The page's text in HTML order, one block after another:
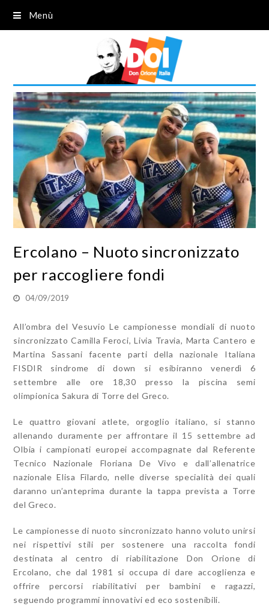
Menù
Ercolano – Nuoto sincronizzato
per raccogliere fondi
04/09/2019
All’ombra del Vesuvio Le campionesse mondiali di nuoto
sincronizzato Camilla Feroci, Livia Travia, Marta Cantero e
Martina Sassani facente parti della nazionale Italiana
FISDIR sindrome di down si esibiranno venerdì 6
settembre alle ore 18,30 presso la piscina semi
olimpionica Sakura di Torre del Greco.
Le quattro giovani atlete, orgoglio italiano, si stanno
allenando duramente per affrontare il 15 settembre ad
Olbia i campionati europei accompagnate dal Referente
Tecnico Nazionale Floriana De Vivo e dall’allenatrice
nazionale Elisa Filardo, nelle diverse specialità dei quali
daranno un’anteprima durante la tappa prevista a Torre
del Greco.
Le campionesse di nuoto sincronizzato hanno voluto unirsi
nei rispettivi stili per sostenere una raccolta fondi
destinata al centro di riabilitazione Don Orione di
Ercolano, che dal 1981 si occupa di dare accoglienza e
offrire percorsi riabilitativi per bambini e ragazzi,
seguendo programmi innovativi ed eco sostenibili.